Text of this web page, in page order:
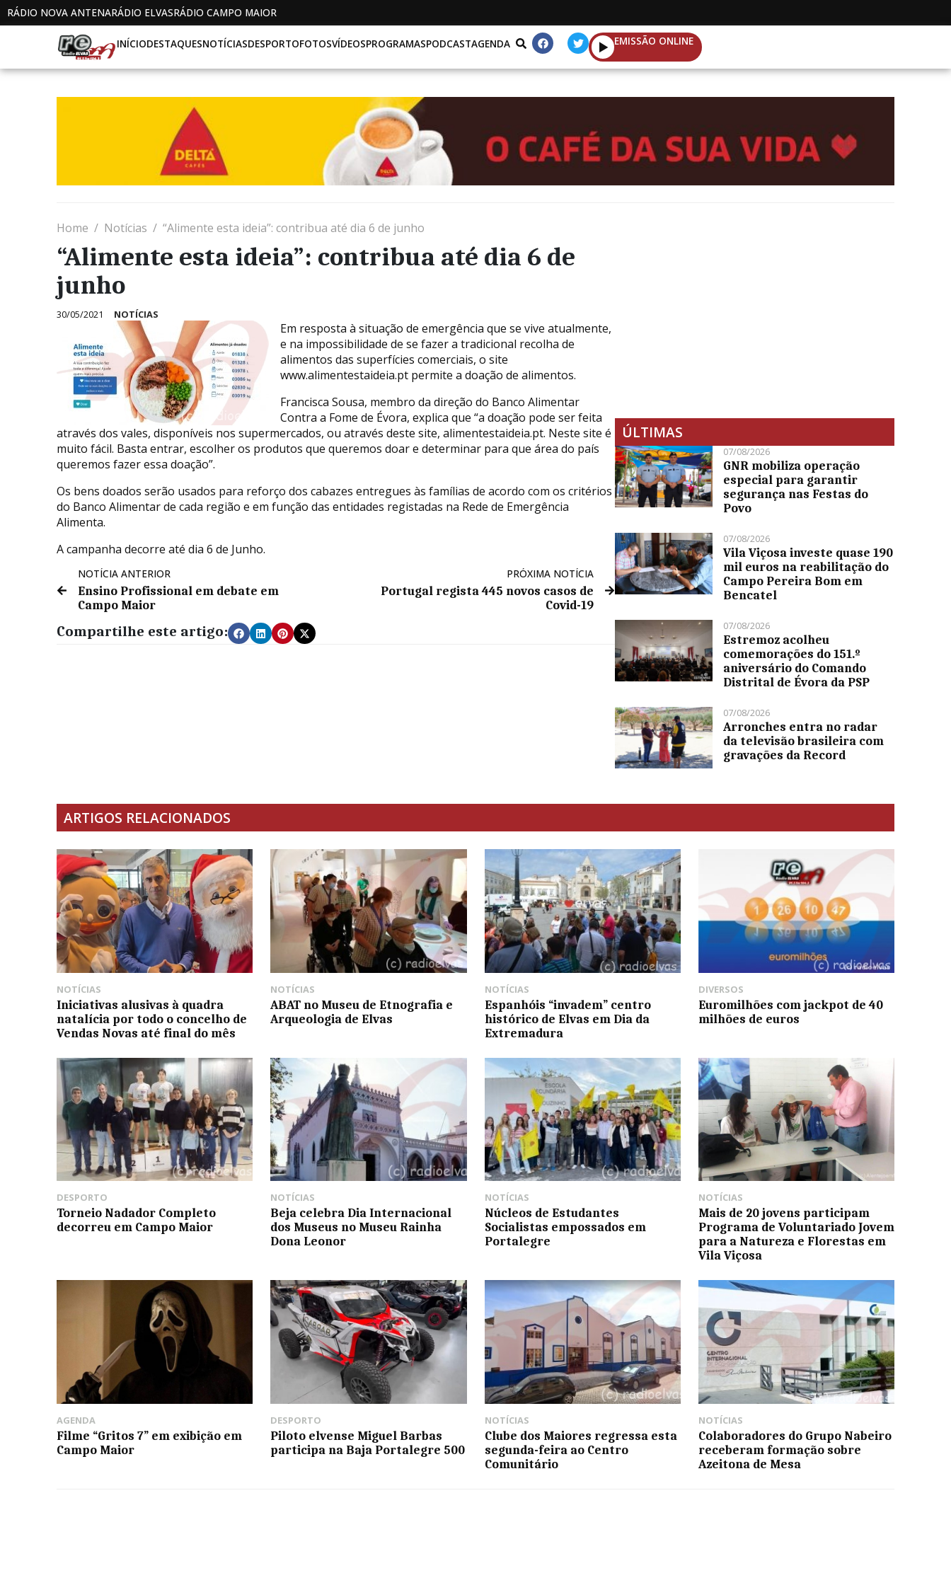
RÁDIO NOVA ANTENARÁDIO ELVASRÁDIO CAMPO MAIOR
INÍCIODESTAQUESNOTÍCIASDESPORTOFOTOSVÍDEOSPROGRAMASPODCASTAGENDA EMISSÃO ONLINE
Home Notícias “Alimente esta ideia”: contribua até dia 6 de junho
“Alimente esta ideia”: contribua até dia 6 de
junho
30/05/2021 NOTÍCIAS
Em resposta à situação de emergência que se vive atualmente,
e na impossibilidade de se fazer a tradicional recolha de
alimentos das superfícies comerciais, o site
www.alimentestaideia.pt permite a doação de alimentos.
Francisca Sousa, membro da direção do Banco Alimentar
Contra a Fome de Évora, explica que “a doação pode ser feita
através dos vales, disponíveis nos supermercados, ou através deste site, alimentestaideia.pt. Neste site é
muito fácil. Basta entrar, escolher os produtos que queremos doar e determinar para que área do país
queremos fazer essa doação”.
Os bens doados serão usados para reforço dos cabazes entregues às famílias de acordo com os critérios
do Banco Alimentar de cada região e em função das entidades registadas na Rede de Emergência
Alimenta.
A campanha decorre até dia 6 de Junho.
NOTÍCIA ANTERIOR
Ensino Profissional em debate em
Campo Maior
PRÓXIMA NOTÍCIA
Portugal regista 445 novos casos de
Covid-19
Compartilhe este artigo:
ÚLTIMAS
07/08/2026
GNR mobiliza operação
especial para garantir
segurança nas Festas do
Povo
07/08/2026
Vila Viçosa investe quase 190
mil euros na reabilitação do
Campo Pereira Bom em
Bencatel
07/08/2026
Estremoz acolheu
comemorações do 151.º
aniversário do Comando
Distrital de Évora da PSP
07/08/2026
Arronches entra no radar
da televisão brasileira com
gravações da Record
ARTIGOS RELACIONADOS
NOTÍCIAS
Iniciativas alusivas à quadra
natalícia por todo o concelho de
Vendas Novas até final do mês
NOTÍCIAS
ABAT no Museu de Etnografia e
Arqueologia de Elvas
NOTÍCIAS
Espanhóis “invadem” centro
histórico de Elvas em Dia da
Extremadura
DIVERSOS
Euromilhões com jackpot de 40
milhões de euros
DESPORTO
Torneio Nadador Completo
decorreu em Campo Maior
NOTÍCIAS
Beja celebra Dia Internacional
dos Museus no Museu Rainha
Dona Leonor
NOTÍCIAS
Núcleos de Estudantes
Socialistas empossados em
Portalegre
NOTÍCIAS
Mais de 20 jovens participam
Programa de Voluntariado Jovem
para a Natureza e Florestas em
Vila Viçosa
AGENDA
Filme “Gritos 7” em exibição em
Campo Maior
DESPORTO
Piloto elvense Miguel Barbas
participa na Baja Portalegre 500
NOTÍCIAS
Clube dos Maiores regressa esta
segunda-feira ao Centro
Comunitário
NOTÍCIAS
Colaboradores do Grupo Nabeiro
receberam formação sobre
Azeitona de Mesa